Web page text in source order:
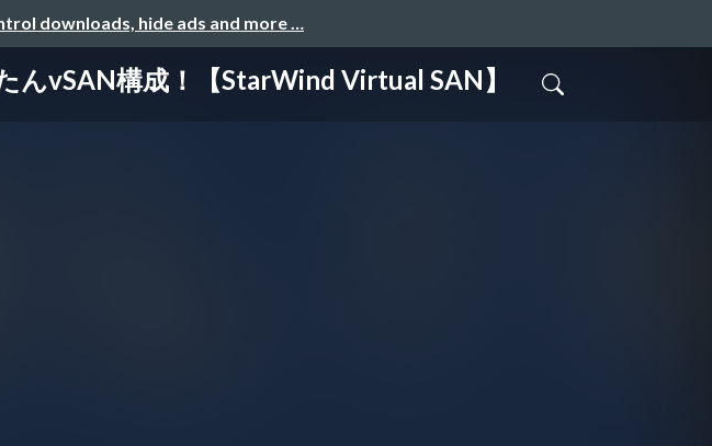
downloads, hide ads and more …
vSAN構成！【StarWind Virtual SAN】